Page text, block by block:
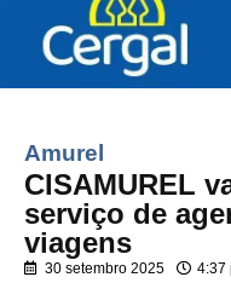
Amurel
CISAMUREL
serviço de
viagens
30 setembro 2025 4:37